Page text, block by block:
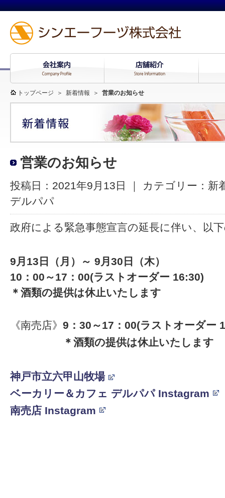
トップページ ＞ 新着情報 ＞ 営業のお知らせ
営業のお知らせ
投稿日：2021年9月13日 ｜ カテゴリー： 新
デルパパ
政府による緊急事態宣言の延長に伴い、以
9月13日（月）～ 9 月30日（木）
10：00～17：00(ラストオーダー 16:30)
＊酒類の提供は休止いたします
《南売店》 9 ：30～17：00(ラストオーダー
＊酒類の提供は休止いたします
神戸市立六甲山牧場
ベーカリー＆カフェ デルパパ Instagram
南売店 Instagram